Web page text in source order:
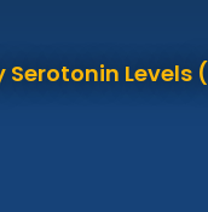
Levels